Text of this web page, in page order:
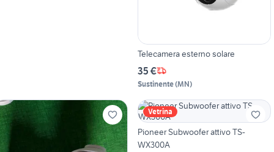
Telecamera esterno solare
35 €
Sustinente(MN)
Vetrina
Pioneer Subwoofer attivo TS-
WX300A